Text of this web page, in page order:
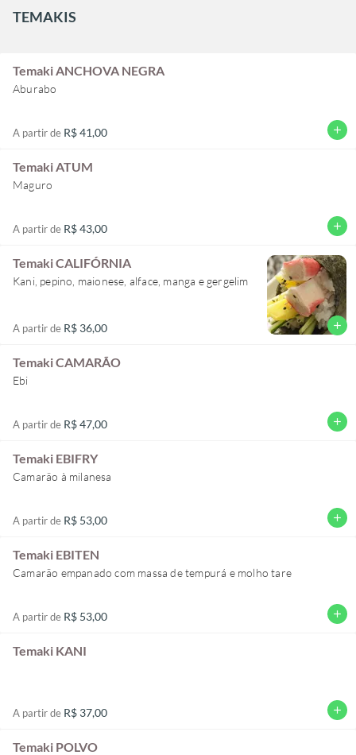
TEMAKIS
Temaki ANCHOVA NEGRA
Aburabo
A partir de R$ 41,00 add
Temaki ATUM
Maguro
A partir de R$ 43,00 add
Temaki CALIFÓRNIA
Kani, pepino, maionese, alface, manga e gergelim
A partir de R$ 36,00 add
Temaki CAMARÃO
Ebi
A partir de R$ 47,00 add
Temaki EBIFRY
Camarão à milanesa
A partir de R$ 53,00 add
Temaki EBITEN
Camarão empanado com massa de tempurá e molho tare
A partir de R$ 53,00 add
Temaki KANI
A partir de R$ 37,00 add
Temaki POLVO